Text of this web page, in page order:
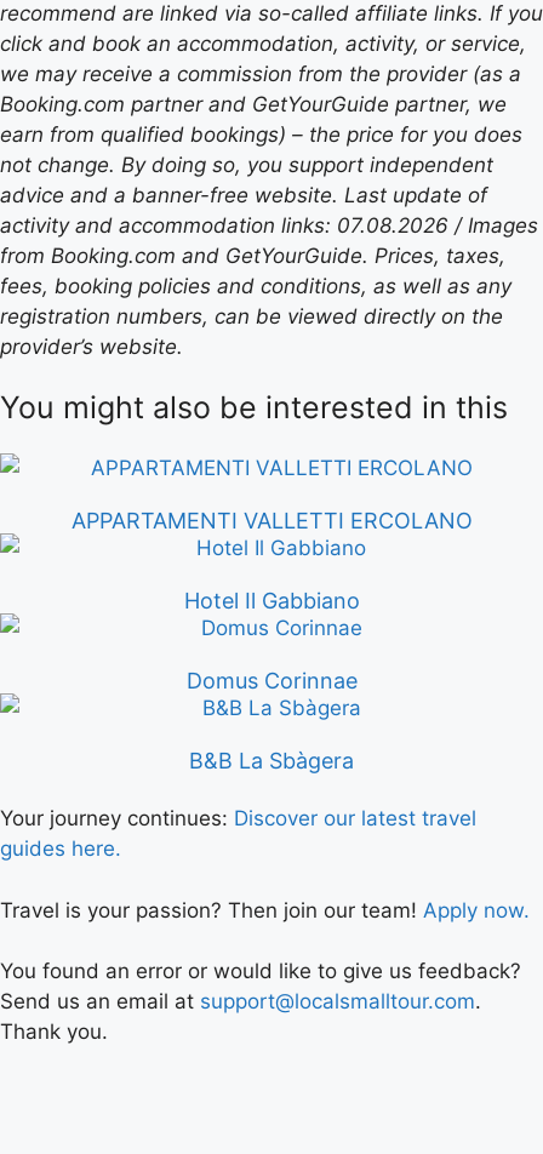
recommend are linked via so-called affiliate links. If you
click and book an accommodation, activity, or service,
we may receive a commission from the provider (as a
Booking.com partner and GetYourGuide partner, we
earn from qualified bookings) – the price for you does
not change. By doing so, you support independent
advice and a banner-free website. Last update of
activity and accommodation links: 07.08.2026 / Images
from Booking.com and GetYourGuide. Prices, taxes,
fees, booking policies and conditions, as well as any
registration numbers, can be viewed directly on the
provider’s website.
You might also be interested in this
APPARTAMENTI VALLETTI ERCOLANO
Hotel Il Gabbiano
Domus Corinnae
B&B La Sbàgera
Your journey continues: Discover our latest travel
guides here.
Travel is your passion? Then join our team! Apply now.
You found an error or would like to give us feedback?
Send us an email at support@localsmalltour.com.
Thank you.